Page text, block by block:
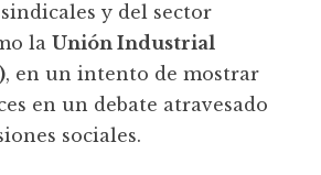
y del sector
laUnión Industrial
, en un intento de mostrar
en un debate atravesado
sociales.